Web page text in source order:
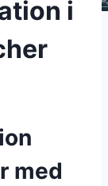
i
med